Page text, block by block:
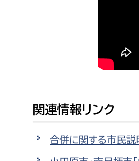
建築課
関連情報リンク
合併に関する市民説